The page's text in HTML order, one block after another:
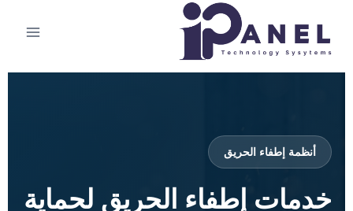
أنظمة إطفاء الحريق
خدمات إطفاء الحريق لحماية